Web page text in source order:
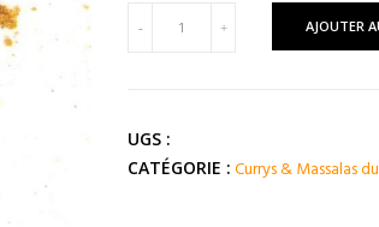
(
Inde
- + AJOUTER
UGS :
CATÉGORIE : Currys & Massalas